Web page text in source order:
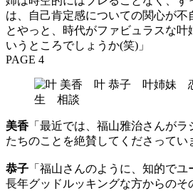
は、自己肯定感についての関心が不
とやっと、時代がファビュラスな叶
いうところでしょうか(笑)」
PAGE 4
美香 「最近では、福山雅治さんが
たちのことを絶賛してくださってい
恭子 「福山さんのように、知的で
長年グッドルッキングな方からのそ